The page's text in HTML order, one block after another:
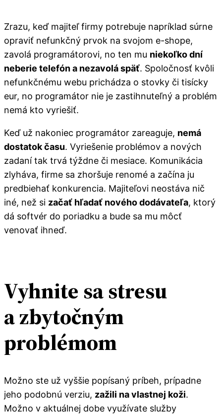
Zrazu, keď majiteľ firmy potrebuje napríklad súrne
opraviť nefunkčný prvok na svojom e-shope,
zavolá programátorovi, no ten mu niekoľko dní
neberie telefón a nezavolá späť. Spoločnosť kvôli
nefunkčnému webu prichádza o stovky či tisícky
eur, no programátor nie je zastihnuteľný a problém
nemá kto vyriešiť.
Keď už nakoniec programátor zareaguje, nemá
dostatok času. Vyriešenie problémov a nových
zadaní tak trvá týždne či mesiace. Komunikácia
zlyháva, firme sa zhoršuje renomé a začína ju
predbiehať konkurencia. Majiteľovi neostáva nič
iné, než si začať hľadať nového dodávateľa, ktorý
dá softvér do poriadku a bude sa mu môcť
venovať ihneď.
Vyhnite sa stresu
a zbytočným
problémom
Možno ste už vyššie popísaný príbeh, prípadne
jeho podobnú verziu, zažili na vlastnej koži.
Možno v aktuálnej dobe využívate služby